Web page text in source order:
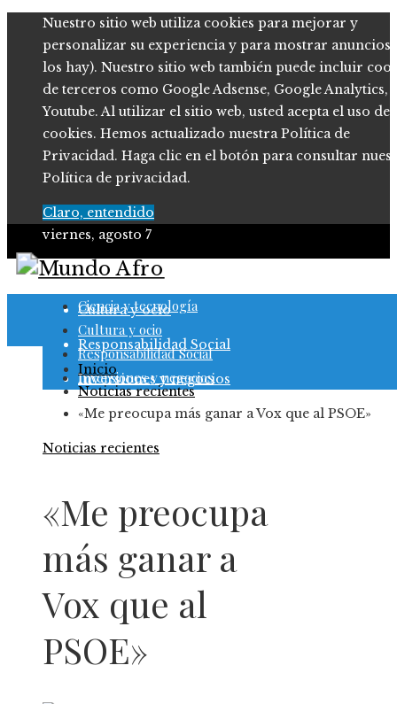
Nuestro sitio web utiliza cookies para mejorar y
personalizar su experiencia y para mostrar anuncios
los hay). Nuestro sitio web también puede incluir
de terceros como Google Adsense, Google Analytics,
Youtube. Al utilizar el sitio web, usted acepta el uso de
cookies. Hemos actualizado nuestra Política de
Privacidad. Haga clic en el botón para consultar
Política de privacidad.
Claro, entendido
viernes, agosto 7
Ciencia y tecnología
Cultura y ocio
Responsabilidad Social
Inversiones y negocios
Ciencia y tecnología
Cultura y ocio
Responsabilidad Social
Inversiones y negocios
Inicio
Noticias recientes
«Me preocupa más ganar a Vox que al PSOE»
Noticias recientes
«Me preocupa
más ganar a
Vox que al
PSOE»